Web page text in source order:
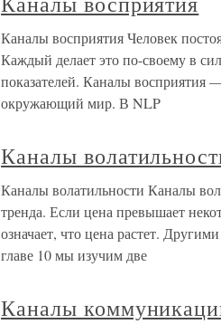
Каналы восприятия Человек
Каждый делает это по-своему в
показателей. Каналы восприятия
окружающий мир. В NLP
Каналы
Каналы волатильности Каналы
тренда. Если цена превышает
означает, что цена растет.
главе 10 мы изучим две
Каналы